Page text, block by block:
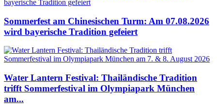
Sommerfest am Chinesischen Turm: Am 07.08.2026
wird bayerische Tradition gefeiert
Water Lantern Festival: Thailändische Tradition
trifft Sommerfestival im Olympiapark München
am...